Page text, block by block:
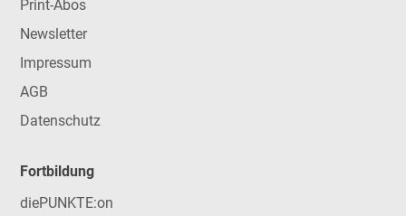
Print-Abos
Newsletter
Impressum
AGB
Datenschutz
Fortbildung
diePUNKTE:on